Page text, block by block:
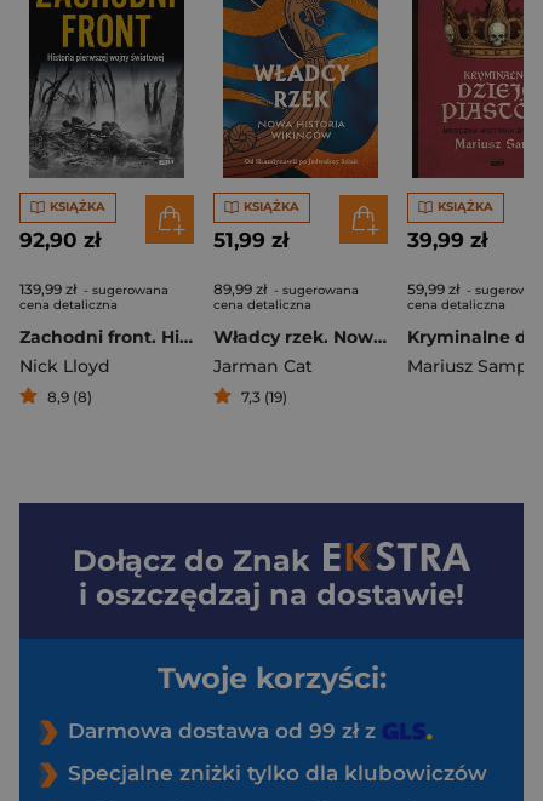
KSIĄŻKA
92,90 zł
139,99 zł - sugerowana
cena detaliczna
Zachodni front. Historia pierwszej wojny światowej
Nick Lloyd
8,9 (8)
KSIĄŻKA
51,99 zł
89,99 zł - sugerowana
cena detaliczna
Władcy rzek. Nowa historia wikingów
Jarman Cat
7,3 (19)
KSIĄŻKA
39,99 zł
59,99 zł -
cena detaliczna
Mariusz Samp
Dołącz do Znak
i oszczędzaj na dostawie!
Twoje korzyści:
Darmowa dostawa od 99 zł z
Specjalne zniżki tylko dla klubowiczów